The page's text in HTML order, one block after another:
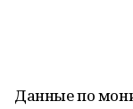
Данные по